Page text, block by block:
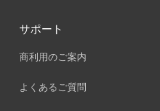
サポート
商利用のご案内
よくあるご質問